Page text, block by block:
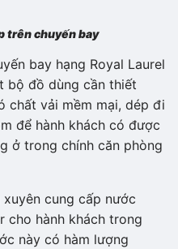
trên chuyến bay
bay hạng Royal Laurel
bộ đồ dùng cần thiết
chất vải mềm mại, dép đi
để hành khách có được
ở trong chính căn phòng
cung cấp nước
cho hành khách trong
này có hàm lượng